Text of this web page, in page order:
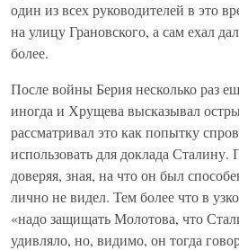
один из всех руководителей в это
на улицу Грановского, а сам ехал
более.
После войны Берия несколько раз
иногда и Хрущева высказывал
рассматривал это как попытку
использовать для доклада
доверяя, зная, на что он был
лично не видел. Тем более что в
«надо защищать Молотова, что
удивляло, но, видимо, он тогда